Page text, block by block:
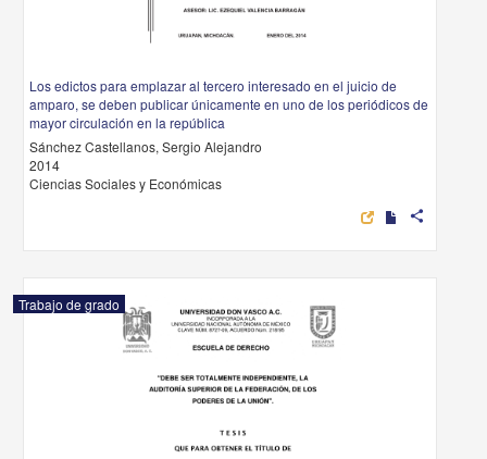
Los edictos para emplazar al tercero interesado en el juicio de
amparo, se deben publicar únicamente en uno de los periódicos de
mayor circulación en la república
Sánchez Castellanos, Sergio Alejandro
2014
Ciencias Sociales y Económicas
share
Trabajo de grado